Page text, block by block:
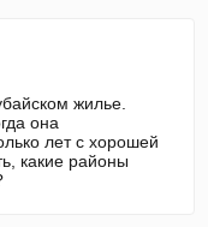
жилье.
она
лет с хорошей
какие районы